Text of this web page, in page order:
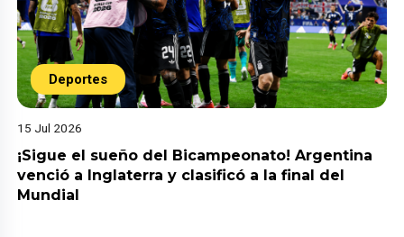
Deportes
15 Jul 2026
¡Sigue el sueño del Bicampeonato! Argentina
venció a Inglaterra y clasificó a la final del
Mundial